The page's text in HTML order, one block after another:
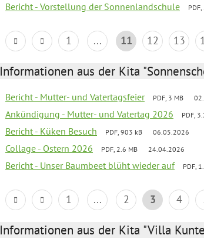
Bericht - Vorstellung der Sonnenlandschule
1 ... 11 12 13
Informationen aus der Kita
Bericht - Mutter- und Vatertagsfeier PDF, 3 MB
Ankündigung - Mutter- und Vatertag 2026 PDF,
Bericht - Küken Besuch PDF, 903 kB 06.05.2026
Collage - Ostern 2026 PDF, 2.6 MB 24.04.2026
Bericht - Unser Baumbeet blüht wieder auf PDF,
1 ... 2 3 4
Informationen aus der Kita "Villa